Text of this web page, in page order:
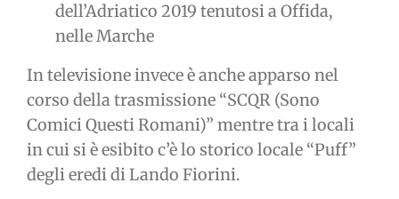
dell’Adriatico 2019 tenutosi a Offida,
nelle Marche
In televisione invece è anche apparso nel
corso della trasmissione “SCQR (Sono
Comici Questi Romani)” mentre tra i locali
in cui si è esibito c’è lo storico locale “Puff”
degli eredi di Lando Fiorini.